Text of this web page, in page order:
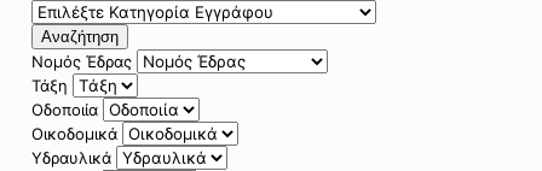
Αναζήτηση
Νομός Έδρας
Τάξη
Οδοποιία
Οικοδομικά
Υδραυλικά